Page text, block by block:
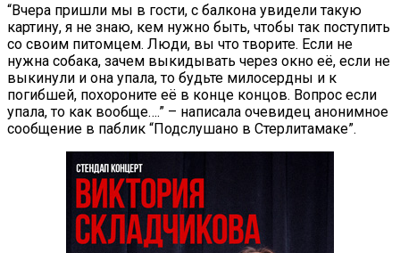
“Вчера пришли мы в гости, с балкона увидели такую
картину, я не знаю, кем нужно быть, чтобы так поступить
со своим питомцем. Люди, вы что творите. Если не
нужна собака, зачем выкидывать через окно её, если не
выкинули и она упала, то будьте милосердны и к
погибшей, похороните её в конце концов. Вопрос если
упала, то как вообще….” – написала очевидец анонимное
сообщение в паблик “Подслушано в Стерлитамаке”.